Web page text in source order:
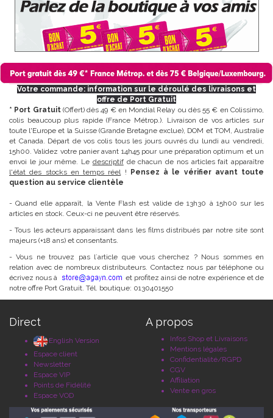
Votre commande: information sur le déroulé des livraisons et
offre de Port Gratuit
* Port Gratuit(Offert) dès 49 € en Mondial Relay ou dès 55 € en Colissimo,
colis beaucoup plus rapide (France Métrop.). Livraison de vos articles sur
toute l'Europe et la Suisse (Grande Bretagne exclue), DOM et TOM, Australie
et Canada. Départ de vos colis tous les jours ouvrés du lundi au vendredi,
15h00. Validez votre panier avant 14h45 pour une préparation optimum et un
envoi le jour même. Le descriptifde chacun de nos articles fait apparaître
l'état des stocks en temps réel ! Pensez à le vérifier avant toute
question au service clientèle
- Quand elle apparaît, la Vente Flash est valide de 13h30 à 15h00 sur les
articles en stock. Ceux-ci ne peuvent être réservés.
- Tous les acteurs apparaissant dans les films distribués par notre site sont
majeurs (+18 ans) et consentants.
- Vous ne trouvez pas l´article que vous cherchez ? Nous sommes en
relation avec de nombreux distributeurs. Contactez nous par téléphone ou
écrivez nous à
et profitez ainsi de notre expérience et de
notre offre Port Gratuit. Tél. boutique: 0130401550
Direct
English Version
Espace client
Newsletter
Espace VIP
Points de Fidélité
Espace VOD
A propos
Infos Shop et Livraisons
Mentions légales
Confidentialité/RGPD
CGV
Affiliation
Vente en gros